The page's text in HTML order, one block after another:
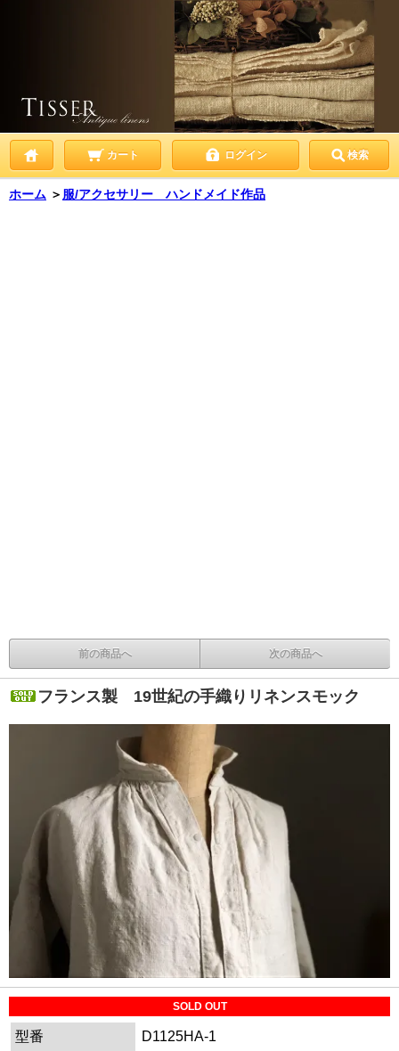
カート ログイン 検索
ホーム ＞ 服/アクセサリー ハンドメイド作品
前の商品へ 次の商品へ
フランス製 19世紀の手織りリネンスモック
SOLD OUT
型番
D1125HA-1